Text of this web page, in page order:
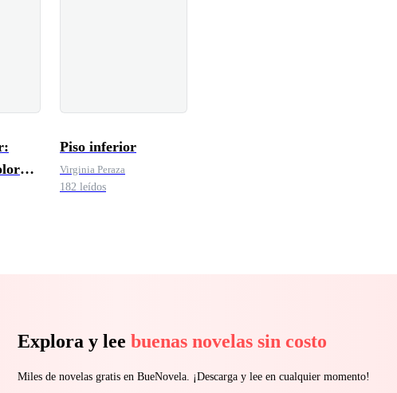
Piso inferior
Virginia Peraza
182 leídos
Explora y lee buenas novelas sin costo
Miles de novelas gratis en BueNovela. ¡Descarga y lee en cualquier momento!